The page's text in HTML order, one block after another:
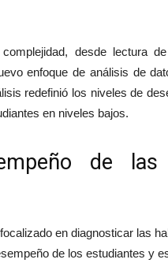
desde lectura
enfoque de análisis de
redefinió los niveles de
en niveles bajos.
de las
en diagnosticar las
de los estudiantes y